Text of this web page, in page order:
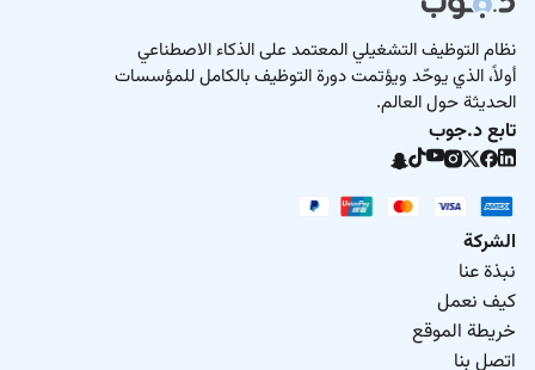
نظام التوظيف التشغيلي المعتمد على الذكاء الاصطناعي
أولاً، الذي يوحّد ويؤتمت دورة التوظيف بالكامل للمؤسسات
الحديثة حول العالم.
تابع د.جوب
الشركة
نبذة عنا
كيف نعمل
خريطة الموقع
اتصل بنا